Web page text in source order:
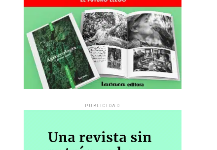
PUBLICIDAD